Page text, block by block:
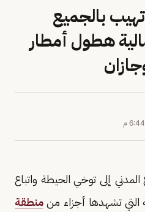
بالجميع
هطول أمطار
6:44 م
إلى توخي الحيطة واتباع
التي تشهدها أجزاء من منطقة